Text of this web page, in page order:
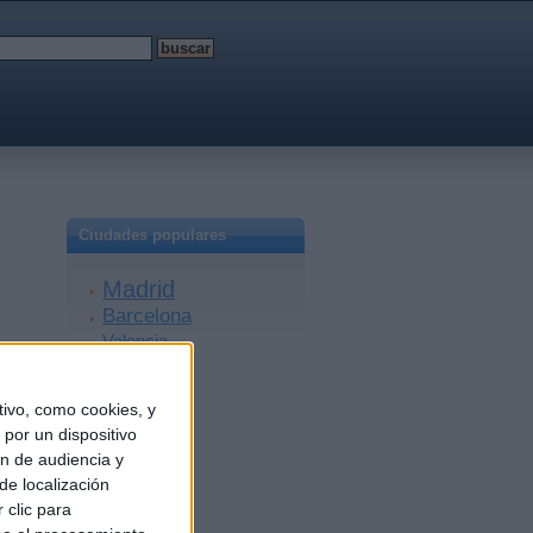
como cookies, y
un dispositivo
de audiencia y
localización
clic para
Ciudades populares
Madrid
Barcelona
Valencia
Alicante
Zaragoza
Granada
A Coruña